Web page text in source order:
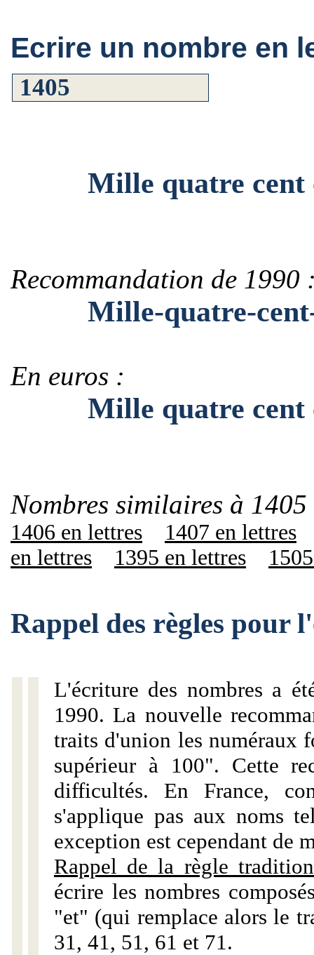
Ecrire un nombre en
Mille quatre cent
Recommandation de 1990
Mille-quatre-
En euros :
Mille quatre cent
Nombres similaires à
1406 en lettres
1407 en lettres
en lettres
1395 en lettres
Rappel des règles pour
L'écriture des nombres a
1990. La nouvelle
traits d'union les numéraux
supérieur à 100". Cette
difficultés. En France,
s'applique pas aux noms
exception est cependant de
Rappel de la règle
écrire les nombres
"et" (qui remplace alors le
31, 41, 51, 61 et 71.